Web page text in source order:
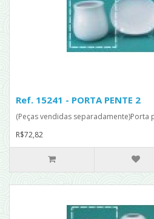
Ref. 15241 - PORTA PENTE 2
(Peças vendidas separadamente)Porta
R$72,82